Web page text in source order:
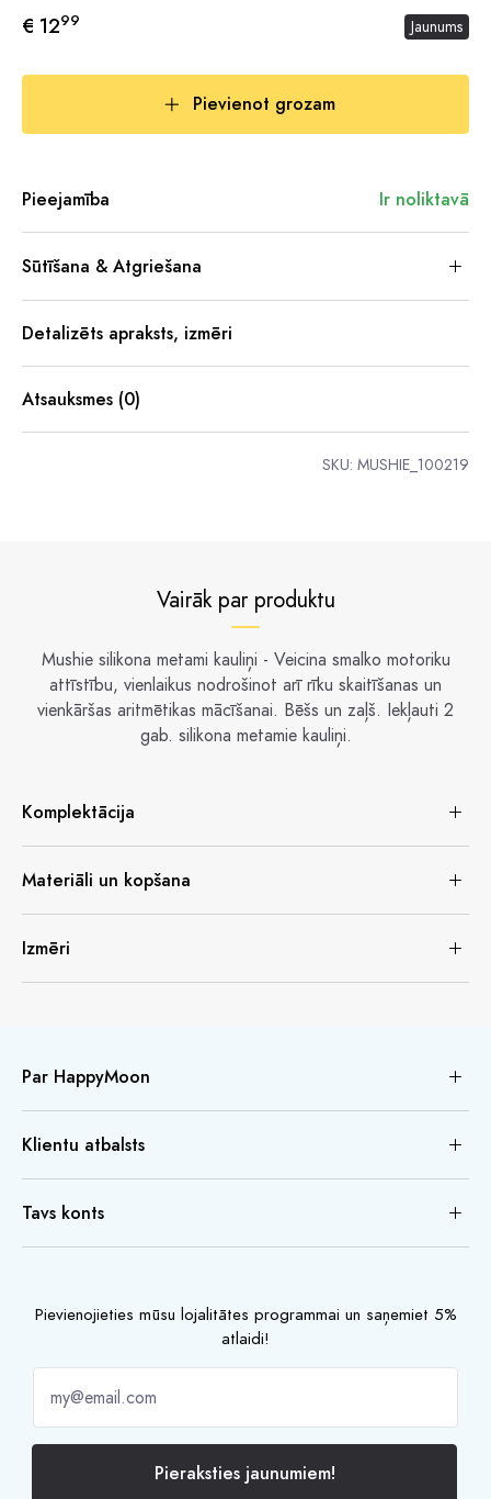
€ 1299 Jaunums
Pievienot grozam
Pieejamība Ir noliktavā
Sūtīšana & Atgriešana
Detalizēts apraksts, izmēri
Atsauksmes (0)
SKU: MUSHIE_100219
Vairāk par produktu
Mushie silikona metami kauliņi - Veicina smalko motoriku
attīstību, vienlaikus nodrošinot arī rīku skaitīšanas un
vienkāršas aritmētikas mācīšanai. Bēšs un zaļš. Iekļauti 2
gab. silikona metamie kauliņi.
Komplektācija
Materiāli un kopšana
Izmēri
Par HappyMoon
Klientu atbalsts
Tavs konts
Pievienojieties mūsu lojalitātes programmai un saņemiet 5%
atlaidi!
Pieraksties jaunumiem!